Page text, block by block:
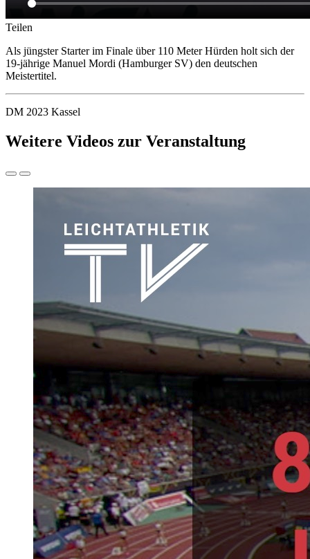
Teilen
Als jüngster Starter im Finale über 110 Meter Hürden holt sich der
19-jährige Manuel Mordi (Hamburger SV) den deutschen
Meistertitel.
DM 2023 Kassel
Weitere Videos zur Veranstaltung